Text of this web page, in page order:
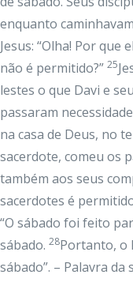
enquanto
Jesus: “Olha! Por que
não é permitido?” 25
lestes o que Davi e
passaram
na casa de Deus, no
sacerdote, comeu os
também aos seus
sacerdotes é
“O sábado foi feito
sábado. 28Portanto, o
sábado”. – Palavra da